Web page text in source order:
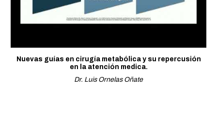
Nuevas guías en cirugía metabólica y su repercusión
en la atención medica.
Dr. Luis Ornelas Oñate